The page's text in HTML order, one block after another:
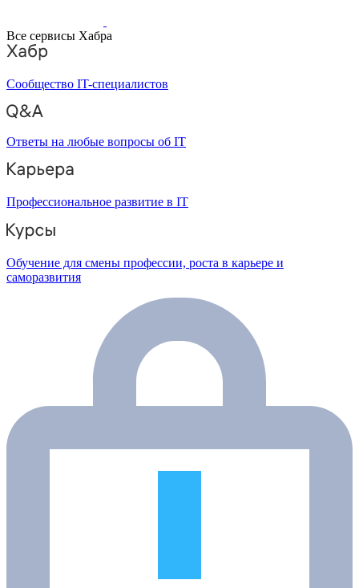
Все сервисы Хабра
Сообщество IT-специалистов
Ответы на любые вопросы об IT
Профессиональное развитие в IT
Обучение для смены профессии, роста в карьере и
саморазвития